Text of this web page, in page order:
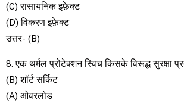
(C) रासायनिक इफ़ेक्ट
(D) विकरण इफ़ेक्ट
उत्तर- (B)
8. एक थर्मल प्रोटेक्शन स्विच किसके विरूद्ध सुरक्षा
(B) शॉर्ट सर्किट
(A) ओवरलोड